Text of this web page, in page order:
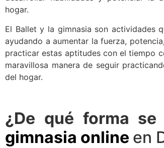
hogar.
El Ballet y la gimnasia son actividades
ayudando a aumentar la fuerza,
practicar estas aptitudes con el tiempo
maravillosa manera de seguir
del hogar.
¿De qué forma se
gimnasia online en